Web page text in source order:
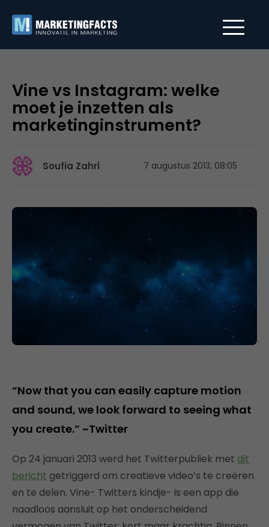
Vine vs Instagram: welke
moet je inzetten als
marketinginstrument?
Soufia Zahri 7 augustus 2013, 08:05
“Now that you can easily capture motion
and sound, we look forward to seeing what
you create.” ~Twitter
Op 24 januari 2013 werd het Twitterpubliek met dit
bericht getriggerd om creatieve video’s te creëren
en te delen. Vine- Twitters kindje- is een app die
naadloos aansluit op het onderscheidend